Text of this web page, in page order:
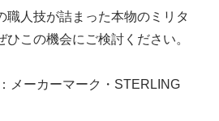
職人技が詰まった本物のミリタ
ひこの機会にご検討ください。
メーカーマーク・STERLING